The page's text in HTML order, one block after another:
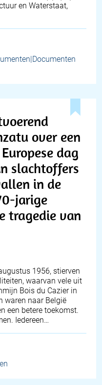
en Waterstaat,
over een
dag
slachtoffers
in de
jarige
tragedie van
1956, stierven
waarvan vele uit
Bois du Cazier in
waren naar België
een betere toekomst.
Iedereen…